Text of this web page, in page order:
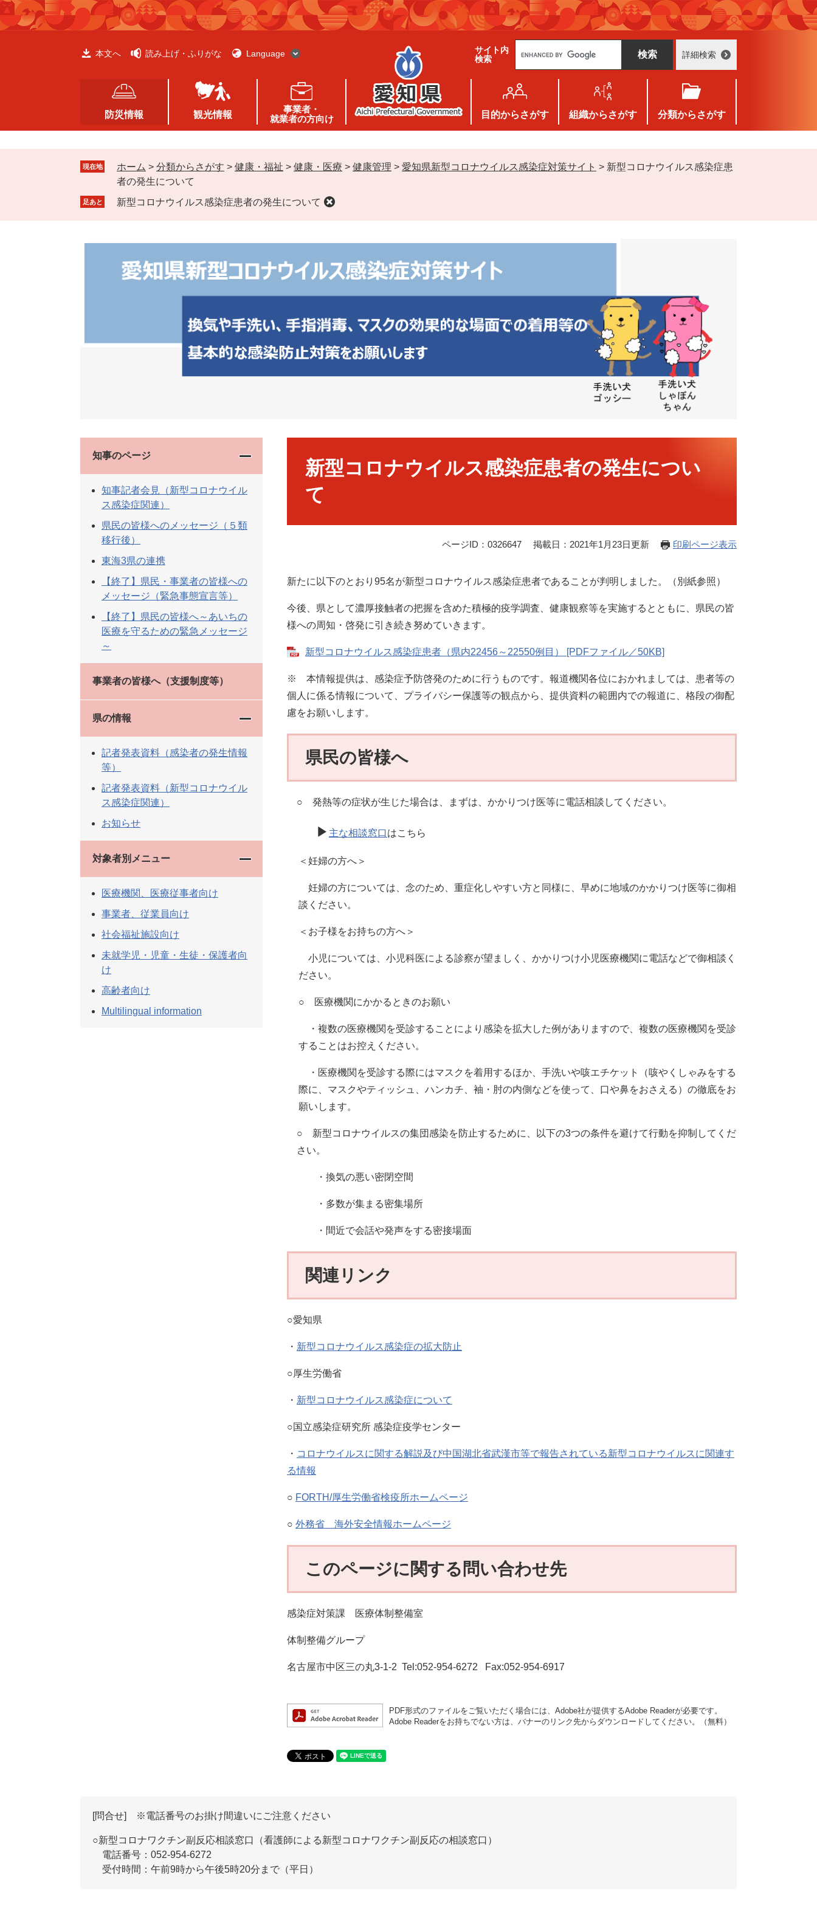
ペ
ー
メ
ニ
本文へ 読み上げ・ふりがな Language
サイト内
検索
g
e
カ
タ
ム
検
詳細検索
防災情報 観光情報
事業者・
就業者の方向け
目的からさがす 組織からさがす 分類からさがす
現在地 ホーム > 分類からさがす > 健康・福祉 > 健康・医療 > 健康管理 > 愛知県新型コロナウイルス感染症対策サイト > 新型コロナウイルス感染症患
者の発生について
足あと 新型コロナウイルス感染症患者の発生について
新型コロナウイルス感染症患者の発生につい
て
ページID：0326647 掲載日：2021年1月23日更新 印刷ページ表示
新たに以下のとおり95名が新型コロナウイルス感染症患者であることが判明しました。（別紙参照）
今後、県として濃厚接触者の把握を含めた積極的疫学調査、健康観察等を実施するとともに、県民の皆
様への周知・啓発に引き続き努めていきます。
新型コロナウイルス感染症患者（県内22456～22550例目） [PDFファイル／50KB]
※ 本情報提供は、感染症予防啓発のために行うものです。報道機関各位におかれましては、患者等の
個人に係る情報について、プライバシー保護等の観点から、提供資料の範囲内での報道に、格段の御配
慮をお願いします。
県民の皆様へ
○ 発熱等の症状が生じた場合は、まずは、かかりつけ医等に電話相談してください。
▶ 主な相談窓口はこちら
＜妊婦の方へ＞
妊婦の方については、念のため、重症化しやすい方と同様に、早めに地域のかかりつけ医等に御相
談ください。
＜お子様をお持ちの方へ＞
小児については、小児科医による診察が望ましく、かかりつけ小児医療機関に電話などで御相談く
ださい。
○ 医療機関にかかるときのお願い
・複数の医療機関を受診することにより感染を拡大した例がありますので、複数の医療機関を受診
することはお控えください。
・医療機関を受診する際にはマスクを着用するほか、手洗いや咳エチケット（咳やくしゃみをする
際に、マスクやティッシュ、ハンカチ、袖・肘の内側などを使って、口や鼻をおさえる）の徹底をお
願いします。
○ 新型コロナウイルスの集団感染を防止するために、以下の3つの条件を避けて行動を抑制してくだ
さい。
・換気の悪い密閉空間
・多数が集まる密集場所
・間近で会話や発声をする密接場面
関連リンク
○愛知県
・ 新型コロナウイルス感染症の拡大防止
○厚生労働省
・ 新型コロナウイルス感染症について
○国立感染症研究所 感染症疫学センター
・ コロナウイルスに関する解説及び中国湖北省武漢市等で報告されている新型コロナウイルスに関連す
る情報
○ FORTH/厚生労働省検疫所ホームページ
○ 外務省 海外安全情報ホームページ
このページに関する問い合わせ先
感染症対策課 医療体制整備室
体制整備グループ
名古屋市中区三の丸3-1-2 Tel:052-954-6272 Fax:052-954-6917
PDF形式のファイルをご覧いただく場合には、Adobe社が提供するAdobe Readerが必要です。
Adobe Readerをお持ちでない方は、バナーのリンク先からダウンロードしてください。（無料）
知事のページ
知事記者会見（新型コロナウイル
ス感染症関連）
県民の皆様へのメッセージ（５類
移行後）
東海3県の連携
【終了】県民・事業者の皆様への
メッセージ（緊急事態宣言等）
【終了】県民の皆様へ～あいちの
医療を守るための緊急メッセージ
～
事業者の皆様へ（支援制度等）
県の情報
記者発表資料（感染者の発生情報
等）
記者発表資料（新型コロナウイル
ス感染症関連）
お知らせ
対象者別メニュー
医療機関、医療従事者向け
事業者、従業員向け
社会福祉施設向け
未就学児・児童・生徒・保護者向
け
高齢者向け
Multilingual information
[問合せ] ※電話番号のお掛け間違いにご注意ください
○新型コロナワクチン副反応相談窓口（看護師による新型コロナワクチン副反応の相談窓口）
電話番号：052-954-6272
受付時間：午前9時から午後5時20分まで（平日）